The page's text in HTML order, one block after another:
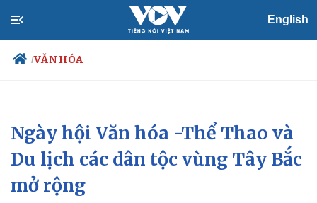
English
/VĂN HÓA
Chính trị
Đảng
Tổ chức nhân sự
Quốc hội
Nhận diện sự thật
Xã hội
Tin 24h
Dự báo thời tiết
Ngày hội Văn hóa -Thể Thao và
Du lịch các dân tộc vùng Tây Bắc
mở rộng